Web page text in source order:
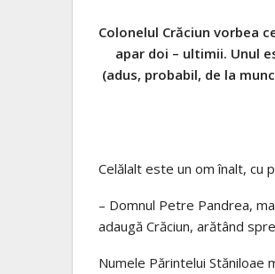
Colonelul Crăciun vorbea
apar doi – ultimii. Unul
(adus, probabil, de la
Celălalt este un om înalt, cu
– Domnul Petre Pandrea,
adaugă Crăciun, arătând
Numele Părintelui Stăniloae